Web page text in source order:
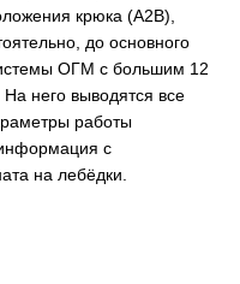
крюка (А2В),
до основного
ОГМ с большим 12
него выводятся все
работы
с
на лебёдки.